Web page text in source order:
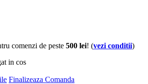
comenzi de peste 500 lei! (vezi conditii)
in cos
Finalizeaza Comanda